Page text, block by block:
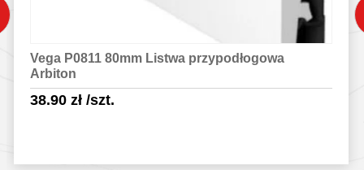
Vega P0811 80mm Listwa przypodłogowa
Arbiton
38.90 zł/szt.